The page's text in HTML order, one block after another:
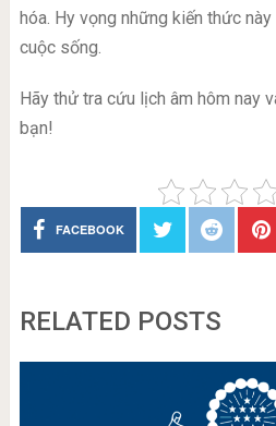
hóa. Hy vọng những kiến thức
cuộc sống.
Hãy thử tra cứu lịch âm hôm nay
bạn!
FACEBOOK
RELATED POSTS